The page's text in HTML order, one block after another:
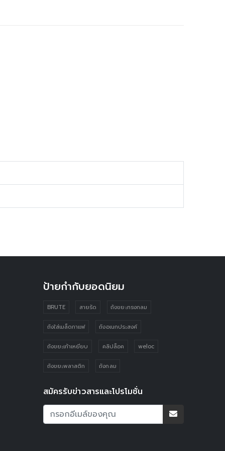
ป้ายกำกับยอดนิยม
BRUTE สายรัด ถังขยะทรงกลม
ถังใส่เมล็ดกาแฟ ถังอเนกประสงค์
ถังขยะเท้าเหยียบ คลิปล็อค weloc
ถังขยะพลาสติก ถังกลม
สมัครรับข่าวสารและโปรโมชั่น